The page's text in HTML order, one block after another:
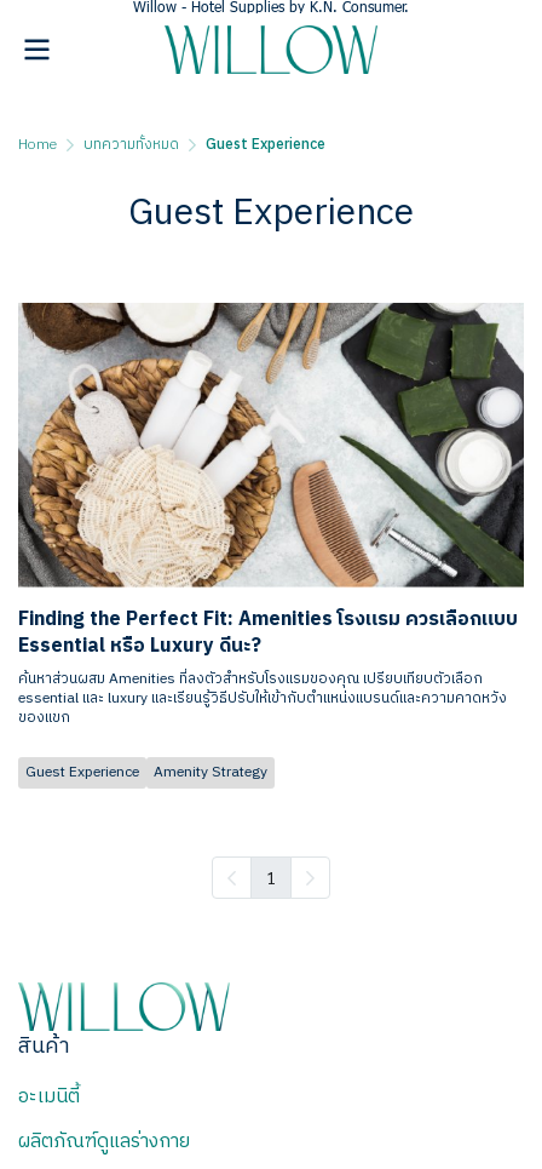
Willow - Hotel Supplies by K.N. Consumer.
Home บทความทั้งหมด Guest Experience
Guest Experience
Finding the Perfect Fit: Amenities โรงแรม ควรเลือกแบบ
Essential หรือ Luxury ดีนะ?
ค้นหาส่วนผสม Amenities ที่ลงตัวสำหรับโรงแรมของคุณ เปรียบเทียบตัวเลือก
essential และ luxury และเรียนรู้วิธีปรับให้เข้ากับตำแหน่งแบรนด์และความคาดหวัง
ของแขก
Guest Experience Amenity Strategy
1
สินค้า
อะเมนิตี้
ผลิตภัณฑ์ดูแลร่างกาย